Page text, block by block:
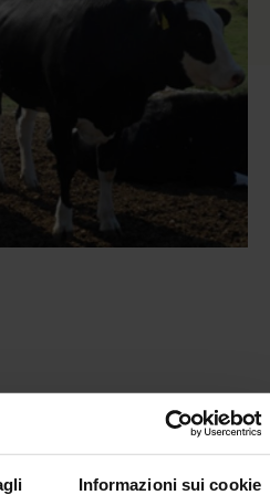
Informazioni sui cookie